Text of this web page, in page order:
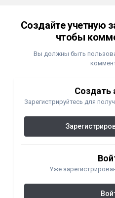
Создайте учетную
чтобы
Вы должны быть
Создать
Зарегистрируйтесь для
Уже